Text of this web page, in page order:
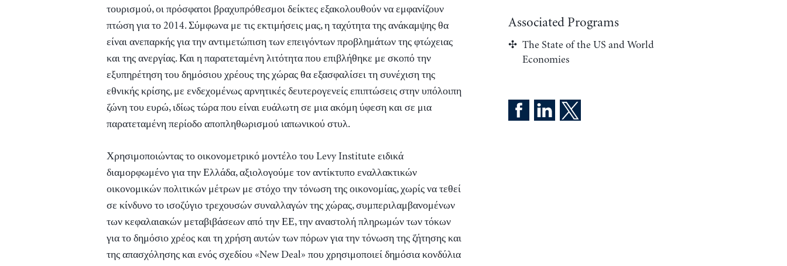
τουρισμού, οι πρόσφατοι βραχυπρόθεσμοι δείκτες εξακολουθούν να εμφανίζουν
πτώση για το 2014. Σύμφωνα με τις εκτιμήσεις μας, η ταχύτητα της ανάκαμψης θα
είναι ανεπαρκής για την αντιμετώπιση των επειγόντων προβλημάτων της φτώχειας
και της ανεργίας. Και η παρατεταμένη λιτότητα που επιβλήθηκε με σκοπό την
εξυπηρέτηση του δημόσιου χρέους της χώρας θα εξασφαλίσει τη συνέχιση της
εθνικής κρίσης, με ενδεχομένως αρνητικές δευτερογενείς επιπτώσεις στην υπόλοιπη
ζώνη του ευρώ, ιδίως τώρα που είναι ευάλωτη σε μια ακόμη ύφεση και σε μια
παρατεταμένη περίοδο αποπληθωρισμού ιαπωνικού στυλ.
Χρησιμοποιώντας το οικονομετρικό μοντέλο του Levy Institute ειδικά
διαμορφωμένο για την Ελλάδα, αξιολογούμε τον αντίκτυπο εναλλακτικών
οικονομικών πολιτικών μέτρων με στόχο την τόνωση της οικονομίας, χωρίς να τεθεί
σε κίνδυνο το ισοζύγιο τρεχουσών συναλλαγών της χώρας, συμπεριλαμβανομένων
των κεφαλαιακών μεταβιβάσεων από την ΕΕ, την αναστολή πληρωμών των τόκων
για το δημόσιο χρέος και τη χρήση αυτών των πόρων για την τόνωση της ζήτησης και
της απασχόλησης και ενός σχεδίου «New Deal» που χρησιμοποιεί δημόσια κονδύλια
Associated Programs
The State of the US and World
Economies